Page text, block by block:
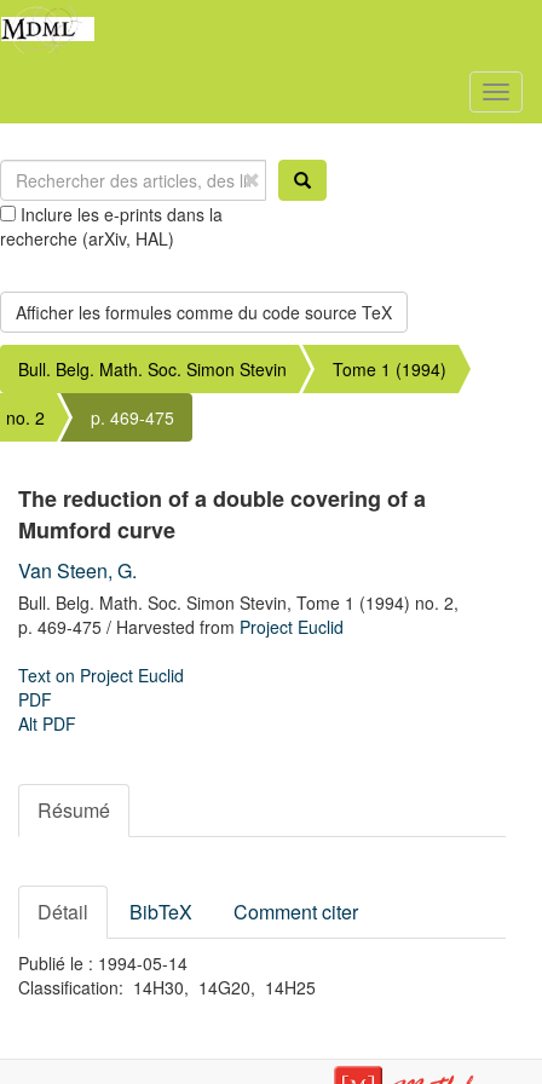
Inclure les e-prints dans la
recherche (arXiv, HAL)
Bull. Belg. Math. Soc. Simon Stevin
Tome 1 (1994)
no. 2
p. 469-475
The reduction of a double covering of a
Mumford curve
Van Steen, G.
Bull. Belg. Math. Soc. Simon Stevin, Tome 1 (1994) no. 2,
p. 469-475 / Harvested from Project Euclid
Text on Project Euclid
PDF
Alt PDF
Résumé
Détail BibTeX Comment citer
Publié le : 1994-05-14
Classification: 14H30, 14G20, 14H25